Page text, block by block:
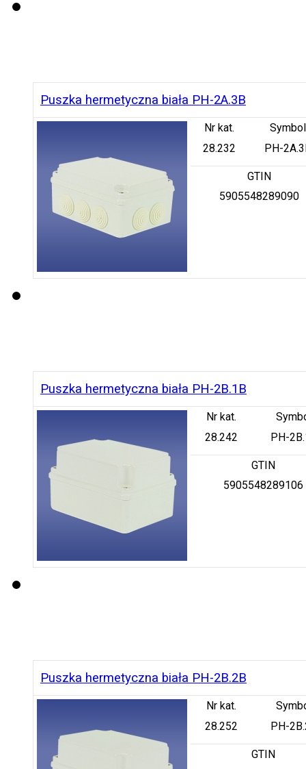
Puszka hermetyczna biała PH-2A.3B
Nr kat.
Symbol
28.232
PH-
GTIN
5905548289090
Puszka hermetyczna biała PH-2B.1B
Nr kat.
28.242
PH-
GTIN
5905548289106
Puszka hermetyczna biała PH-2B.2B
Nr kat.
28.252
PH-
GTIN